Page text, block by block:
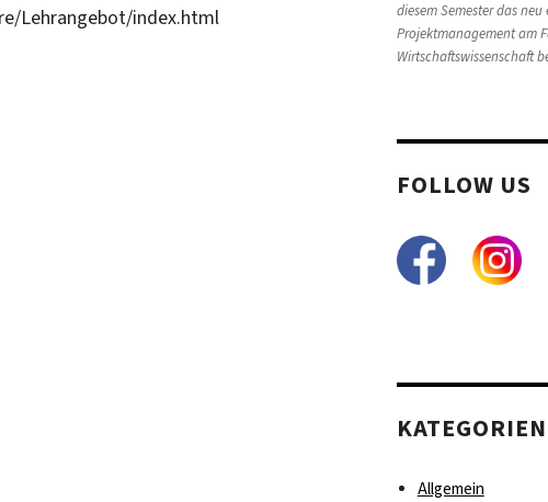
Lehrangebot/index.html
diesem Semester das
Projektmanagement am
Wirtschaftswissenschaft
FOLLOW US
KATEGORIEN
Allgemein